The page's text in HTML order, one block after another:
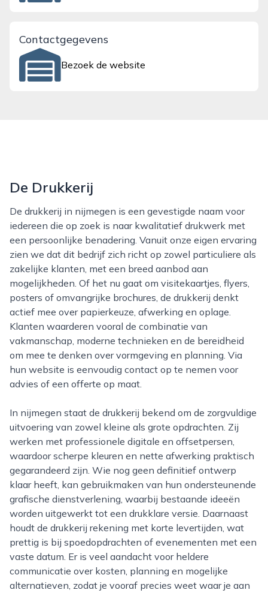
Contactgegevens
Bezoek de website
De Drukkerij
De drukkerij in nijmegen is een gevestigde naam voor
iedereen die op zoek is naar kwalitatief drukwerk met
een persoonlijke benadering. Vanuit onze eigen ervaring
zien we dat dit bedrijf zich richt op zowel particuliere als
zakelijke klanten, met een breed aanbod aan
mogelijkheden. Of het nu gaat om visitekaartjes, flyers,
posters of omvangrijke brochures, de drukkerij denkt
actief mee over papierkeuze, afwerking en oplage.
Klanten waarderen vooral de combinatie van
vakmanschap, moderne technieken en de bereidheid
om mee te denken over vormgeving en planning. Via
hun website is eenvoudig contact op te nemen voor
advies of een offerte op maat.
In nijmegen staat de drukkerij bekend om de zorgvuldige
uitvoering van zowel kleine als grote opdrachten. Zij
werken met professionele digitale en offsetpersen,
waardoor scherpe kleuren en nette afwerking praktisch
gegarandeerd zijn. Wie nog geen definitief ontwerp
klaar heeft, kan gebruikmaken van hun ondersteunende
grafische dienstverlening, waarbij bestaande ideeën
worden uitgewerkt tot een drukklare versie. Daarnaast
houdt de drukkerij rekening met korte levertijden, wat
prettig is bij spoedopdrachten of evenementen met een
vaste datum. Er is veel aandacht voor heldere
communicatie over kosten, planning en mogelijke
alternatieven, zodat je vooraf precies weet waar je aan